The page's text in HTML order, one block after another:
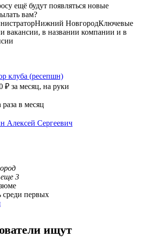
ещё будут появляться новые
вам?
Нижний НовгородКлючевые
вакансии, в названии компании и в
клуба (ресепшн)
₽ за месяц, на руки
в месяц
Алексей Сергеевич
3
среди первых
ищут